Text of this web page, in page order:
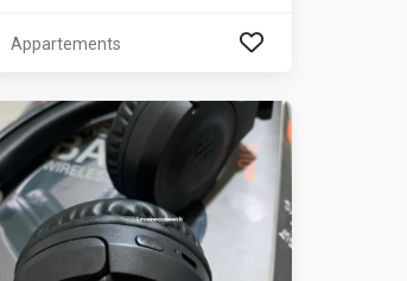
Appartements